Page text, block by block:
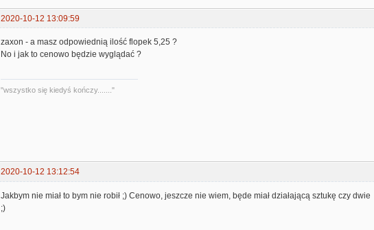
2020-10-12 13:09:59
zaxon - a masz odpowiednią ilość flopek 5,25 ?
No i jak to cenowo będzie wyglądać ?
"wszystko się kiedyś kończy......."
2020-10-12 13:12:54
Jakbym nie miał to bym nie robił ;) Cenowo, jeszcze nie wiem, będe miał działającą sztukę czy
;)